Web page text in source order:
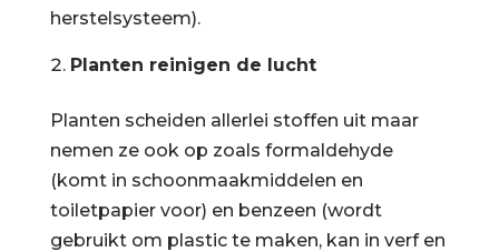
herstelsysteem).
Planten reinigen de lucht
Planten scheiden allerlei stoffen uit maar
nemen ze ook op zoals formaldehyde
(komt in schoonmaakmiddelen en
toiletpapier voor) en benzeen (wordt
gebruikt om plastic te maken, kan in verf en